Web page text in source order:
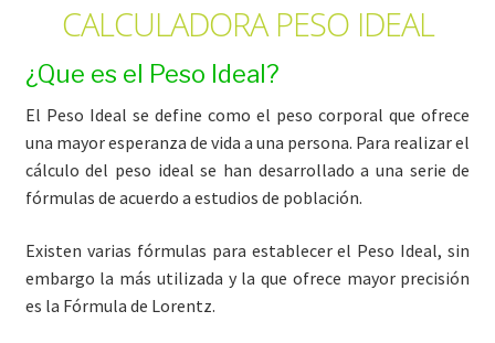
Tienda
Herramientas de Salud
Blog
CALCULADORA PESO IDEAL
¿Que es el Peso Ideal?
El Peso Ideal se define como el peso corporal que ofrece
una mayor esperanza de vida a una persona. Para realizar el
cálculo del peso ideal se han desarrollado a una serie de
fórmulas de acuerdo a estudios de población.
Existen varias fórmulas para establecer el Peso Ideal, sin
embargo la más utilizada y la que ofrece mayor precisión
es la Fórmula de Lorentz.